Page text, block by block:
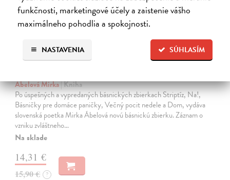
funkčnosti, marketingové účely a zaistenie vášho
maximálneho pohodlia a spokojnosti.
SÚHLASÍM
NASTAVENIA
Ábelová Mirka| Kniha
Po úspešných a vypredaných básnických zbierkach Striptíz, Na!,
Básničky pre domáce paničky, Večný pocit nedele a Dom, vydáva
slovenská poetka Mirka Ábelová novú básnickú zbierku. Záznam o
vzniku zvláštneho…
Na sklade
14,31 €
15,90 € ?